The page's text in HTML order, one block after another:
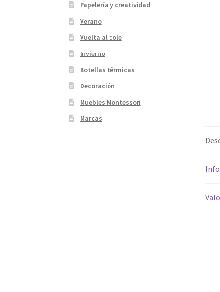
Papelería y creatividad
Verano
Vuelta al cole
Invierno
Botellas térmicas
Decoración
Muebles Montessori
Marcas